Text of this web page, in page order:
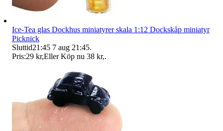
Ice-Tea glas Dockhus miniatyrer skala 1:12 Dockskåp miniatyr
Picknick
Sluttid21:45 7 aug 21:45.
Pris:29 kr,Eller Köp nu 38 kr,.